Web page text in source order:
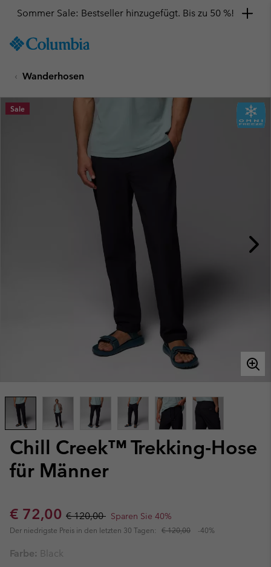
TO
SKIP
MAIN
NAV
Sommer Sale: Bestseller hinzugefügt. Bis zu 50 %!
Wanderhosen
Chill Creek™ Trekking-Hose
für Männer
Sale price:
€ 72,00 Regular price:
€ 120,00 Sparen Sie 40%
Der niedrigste Preis in den letzten 30 Tagen: € 120,00 -40%
Sale
Farbe: Black